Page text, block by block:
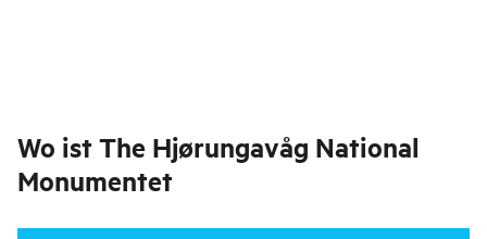
Wo ist The Hjørungavåg National
Monumentet